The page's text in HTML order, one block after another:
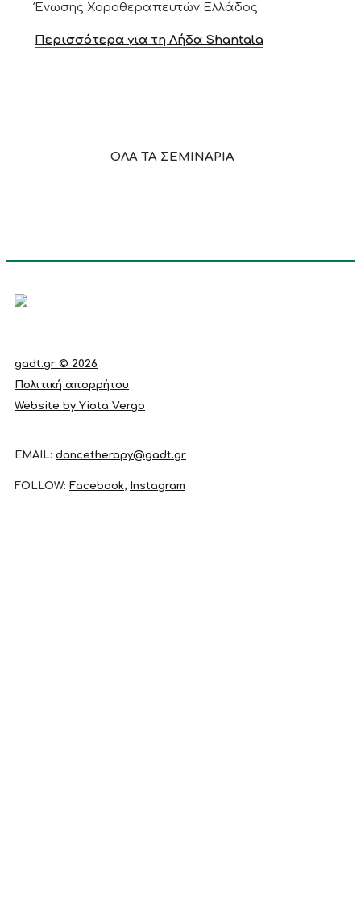
Ένωσης Χοροθεραπευτών Ελλάδος.
Περισσότερα για τη Λήδα Shantala
ΟΛΑ ΤΑ ΣΕΜΙΝΑΡΙΑ
gadt.gr © 2026
Πολιτική απορρήτου
Website by Yiota Vergo
EMAIL: dancetherapy@gadt.gr
FOLLOW: Facebook, Instagram